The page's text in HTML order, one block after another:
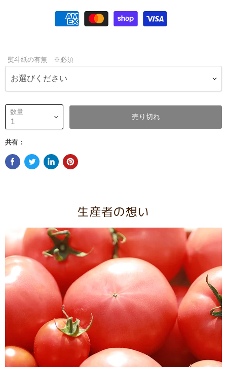
熨斗紙の有無 ※必須
数量 売り切れ
共有：
生産者の想い